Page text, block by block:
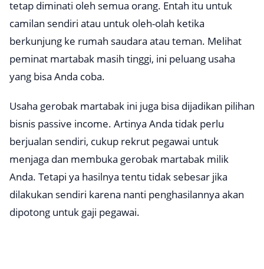
tetap diminati oleh semua orang. Entah itu untuk
camilan sendiri atau untuk oleh-olah ketika
berkunjung ke rumah saudara atau teman. Melihat
peminat martabak masih tinggi, ini peluang usaha
yang bisa Anda coba.
Usaha gerobak martabak ini juga bisa dijadikan pilihan
bisnis passive income. Artinya Anda tidak perlu
berjualan sendiri, cukup rekrut pegawai untuk
menjaga dan membuka gerobak martabak milik
Anda. Tetapi ya hasilnya tentu tidak sebesar jika
dilakukan sendiri karena nanti penghasilannya akan
dipotong untuk gaji pegawai.